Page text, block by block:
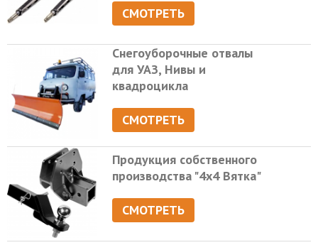
СМОТРЕТЬ
Снегоуборочные отвалы
для УАЗ, Нивы и
квадроцикла
СМОТРЕТЬ
Продукция собственного
производства "4х4 Вятка"
СМОТРЕТЬ